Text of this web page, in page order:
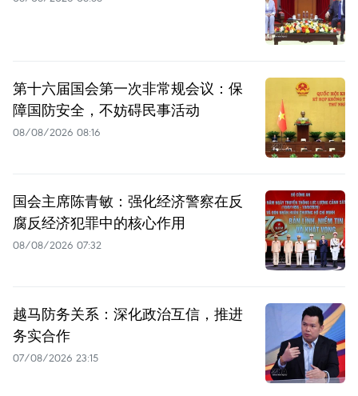
第十六届国会第一次非常规会议：保
障国防安全，不妨碍民事活动
08/08/2026 08:16
国会主席陈青敏：强化经济警察在反
腐反经济犯罪中的核心作用
08/08/2026 07:32
越马防务关系：深化政治互信，推进
务实合作
07/08/2026 23:15